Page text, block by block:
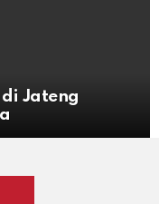
Jateng